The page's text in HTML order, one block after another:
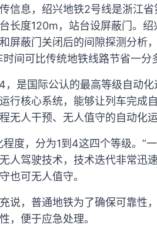
信息，绍兴地铁2号线是浙江
长度120m，站台设屏蔽门。
屏蔽门关闭后的间隙探测分析
间可比传统地铁线路节省一分
，是国际公认的最高等级自动
行核心系统，能够让列车完成
无人干预、无人值守的自动化运
程度，分为1到4这四个等级。”
人驾驶技术，技术迭代非常迅
也可无人值守。
说，普通地铁为了确保可靠性
，便于应急处理。